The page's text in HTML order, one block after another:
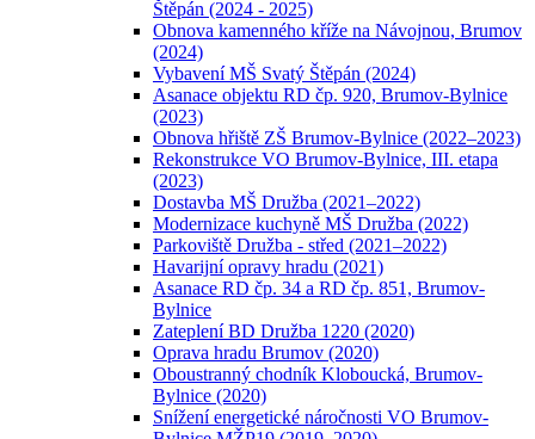
Štěpán (2024 - 2025)
Obnova kamenného kříže na Návojnou, Brumov
(2024)
Vybavení MŠ Svatý Štěpán (2024)
Asanace objektu RD čp. 920, Brumov-Bylnice
(2023)
Obnova hřiště ZŠ Brumov-Bylnice (2022–2023)
Rekonstrukce VO Brumov-Bylnice, III. etapa
(2023)
Dostavba MŠ Družba (2021–2022)
Modernizace kuchyně MŠ Družba (2022)
Parkoviště Družba - střed (2021–2022)
Havarijní opravy hradu (2021)
Asanace RD čp. 34 a RD čp. 851, Brumov-
Bylnice
Zateplení BD Družba 1220 (2020)
Oprava hradu Brumov (2020)
Oboustranný chodník Kloboucká, Brumov-
Bylnice (2020)
Snížení energetické náročnosti VO Brumov-